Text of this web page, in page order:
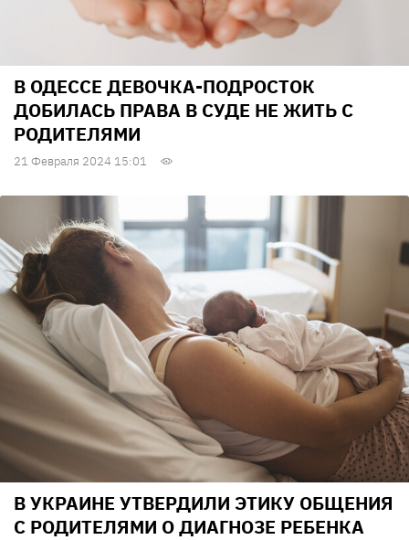
В ОДЕССЕ ДЕВОЧКА-ПОДРОСТОК
ДОБИЛАСЬ ПРАВА В СУДЕ НЕ ЖИТЬ С
РОДИТЕЛЯМИ
21 Февраля 2024 15:01
В УКРАИНЕ УТВЕРДИЛИ ЭТИКУ ОБЩЕНИЯ
С РОДИТЕЛЯМИ О ДИАГНОЗЕ РЕБЕНКА